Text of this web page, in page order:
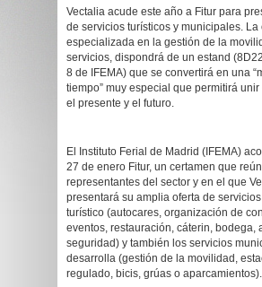
Vectalia acude este año a Fitur para
de servicios turísticos y municipales. La
especializada en la gestión de la
servicios, dispondrá de un estand
8 de IFEMA) que se convertirá en una
tiempo” muy especial que permitirá
el presente y el futuro.
El Instituto Ferial de Madrid (IFEMA)
27 de enero Fitur, un certamen que
representantes del sector y en el que
presentará su amplia oferta de
turístico (autocares, organización de
eventos, restauración, cáterin, bodega,
seguridad) y también los servicios
desarrolla (gestión de la movilidad,
regulado, bicis, grúas o aparcamientos).